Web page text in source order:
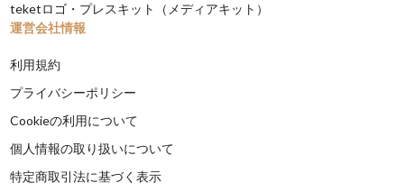
teketロゴ・プレスキット（メディアキット）
運営会社情報
利用規約
プライバシーポリシー
Cookieの利用について
個人情報の取り扱いについて
特定商取引法に基づく表示